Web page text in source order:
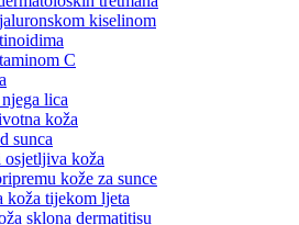
kiselinom
C
lica
koža
sunca
osjetljiva koža
kože za sunce
koža tijekom ljeta
sklona dermatitisu